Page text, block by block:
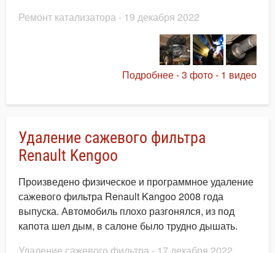
Ремонт катализатора - 19 декабря 2022
Подробнее - 3 фото - 1 видео
Удаление сажевого фильтра
Renault Kengoo
Произведено физическое и программное удаление
сажевого фильтра Renault Kangoo 2008 года
выпуска. Автомобиль плохо разгонялся, из под
капота шел дым, в салоне было трудно дышать.